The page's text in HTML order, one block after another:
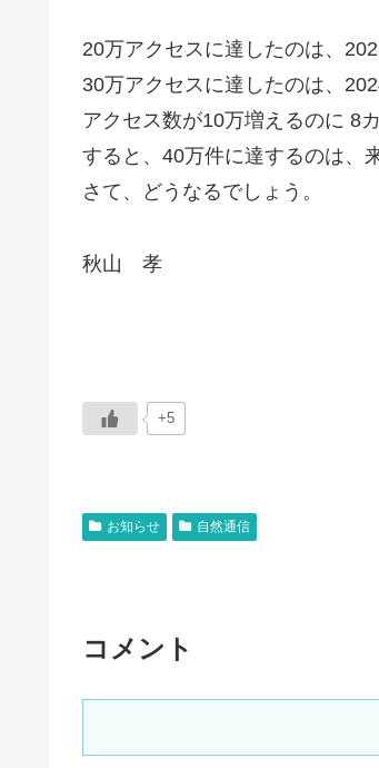
20万アクセスに達したのは、
30万アクセスに達したのは、
アクセス数が10万増えるのに 8
すると、40万件に達するのは、
さて、どうなるでしょう。
秋山 孝
+5
お知らせ 自然通信
コメント